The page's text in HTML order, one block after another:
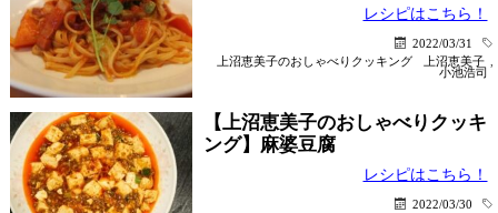
レシピはこちら！
2022/03/31
上沼恵美子のおしゃべりクッキング
上沼恵美子
小池浩司
【上沼恵美子のおしゃべりクッキ
ング】麻婆豆腐
レシピはこちら！
2022/03/30